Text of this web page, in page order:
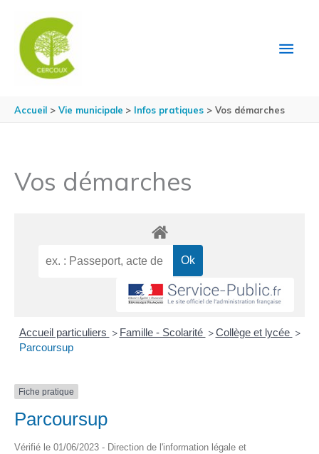
Accueil Vie municipale Infos pratiques Vos démarches
Vos démarches
Accueil particuliers > Famille - Scolarité > Collège et lycée >
Parcoursup
Fiche pratique
Parcoursup
Vérifié le 01/06/2023 - Direction de l'information légale et